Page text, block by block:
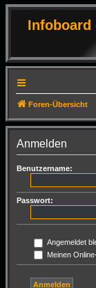
Infoboard
Foren-Übersicht
Anmelden
Benutzername:
Passwort:
Angemeldet
Meinen